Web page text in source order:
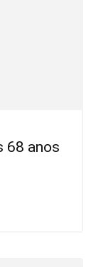
68 anos